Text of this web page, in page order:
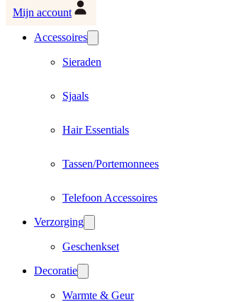
Mijn account
Accessoires
Sieraden
Sjaals
Hair Essentials
Tassen/Portemonnees
Telefoon Accessoires
Verzorging
Geschenkset
Decoratie
Warmte & Geur